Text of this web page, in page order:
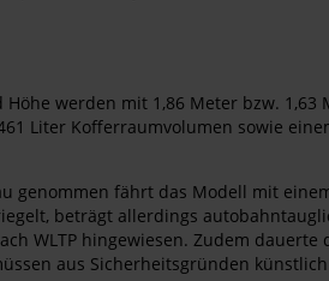
werden mit 1,86 Meter bzw.
Liter Kofferraumvolumen sowie
fährt das Modell mit
beträgt allerdings
WLTP hingewiesen. Zudem
aus Sicherheitsgründen